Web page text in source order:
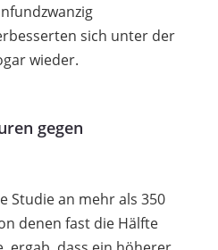
sich unter der
wieder.
gegen
Studie an mehr als 350
denen fast die Hälfte